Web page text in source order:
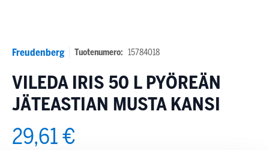
Freudenberg Tuotenumero: 15784018
VILEDA IRIS 50 L PYÖREÄN
JÄTEASTIAN MUSTA KANSI
29,61 €